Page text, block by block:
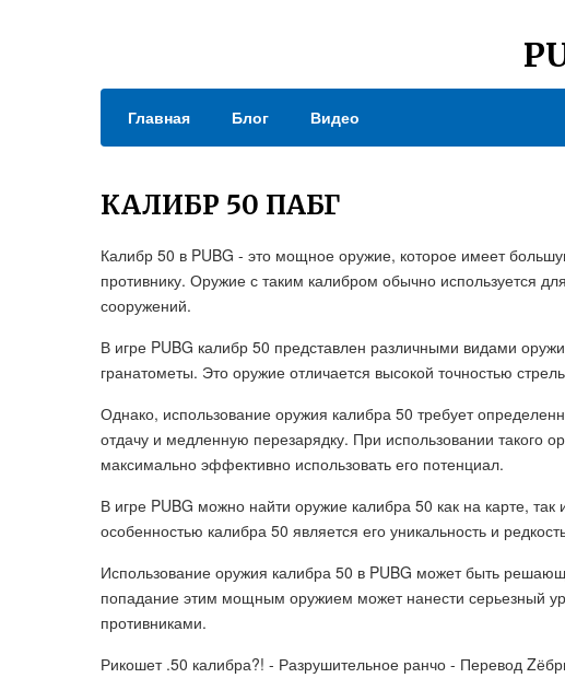
Главная Блог Видео
КАЛИБР 50 ПАБГ
Калибр 50 в PUBG - это мощное оружие, которое имеет
противнику. Оружие с таким калибром обычно используется
сооружений.
В игре PUBG калибр 50 представлен различными видами
гранатометы. Это оружие отличается высокой точностью
Однако, использование оружия калибра 50 требует
отдачу и медленную перезарядку. При использовании такого
максимально эффективно использовать его потенциал.
В игре PUBG можно найти оружие калибра 50 как на карте,
особенностью калибра 50 является его уникальность и
Использование оружия калибра 50 в PUBG может быть
попадание этим мощным оружием может нанести серьезный
противниками.
Рикошет .50 калибра?! - Разрушительное ранчо - Перевод